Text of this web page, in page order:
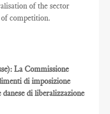
of the sector
competition.
La Commissione
di imposizione
di liberalizzazione